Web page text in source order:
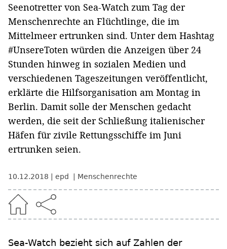
Seenotretter von Sea-Watch zum Tag der
Menschenrechte an Flüchtlinge, die im
Mittelmeer ertrunken sind. Unter dem Hashtag
#UnsereToten würden die Anzeigen über 24
Stunden hinweg in sozialen Medien und
verschiedenen Tageszeitungen veröffentlicht,
erklärte die Hilfsorganisation am Montag in
Berlin. Damit solle der Menschen gedacht
werden, die seit der Schließung italienischer
Häfen für zivile Rettungsschiffe im Juni
ertrunken seien.
10.12.2018 epd Menschenrechte
Sea-Watch bezieht sich auf Zahlen der